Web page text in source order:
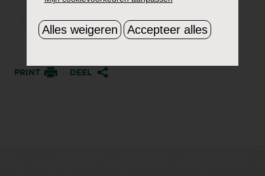
PRINT DEEL
Alles weigeren Accepteer alles